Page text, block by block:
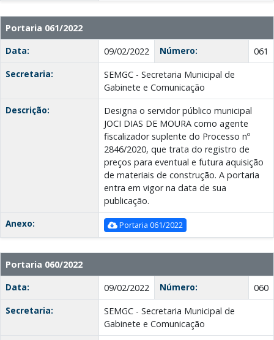
Portaria 061/2022
Data:
09/02/2022 Número:
061
Secretaria:
SEMGC - Secretaria Municipal de
Gabinete e Comunicação
Descrição:
Designa o servidor público municipal
JOCI DIAS DE MOURA como agente
fiscalizador suplente do Processo nº
2846/2020, que trata do registro de
preços para eventual e futura aquisição
de materiais de construção. A portaria
entra em vigor na data de sua
publicação.
Anexo:
Portaria 061/2022
Portaria 060/2022
Data:
09/02/2022 Número:
060
Secretaria:
SEMGC - Secretaria Municipal de
Gabinete e Comunicação